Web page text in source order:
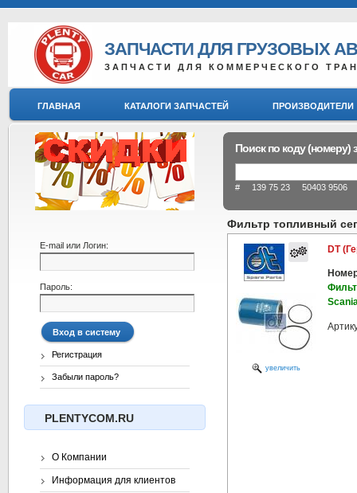
ЗАПЧАСТИ ДЛЯ ГРУЗОВЫХ
ЗАПЧАСТИ ДЛЯ КОММЕРЧЕСКОГО
ГЛАВНАЯ КАТАЛОГИ ЗАПЧАСТЕЙ ПРОИЗВОДИТЕЛИ
Поиск по коду (номеру)
# 139 75 23 50403 9506
Фильтр топливный
увеличить
DT
E-mail или Логин:
Пароль:
Регистрация
Забыли пароль?
PLENTYCOM.RU
О Компании
Информация для клиентов